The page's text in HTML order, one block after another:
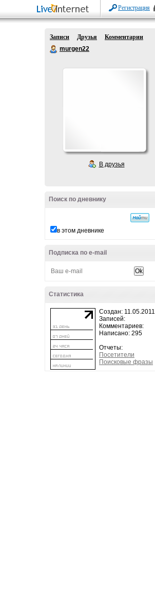
Регистрация
Записи Друзья
Комментарии
murgen22
В друзья
Поиск по дневнику
в этом дневнике
Подписка по e-mail
Статистика
Создан: 11.05.2011
Записей:
Комментариев:
Написано: 295
Отчеты:
Посетители
Поисковые фразы